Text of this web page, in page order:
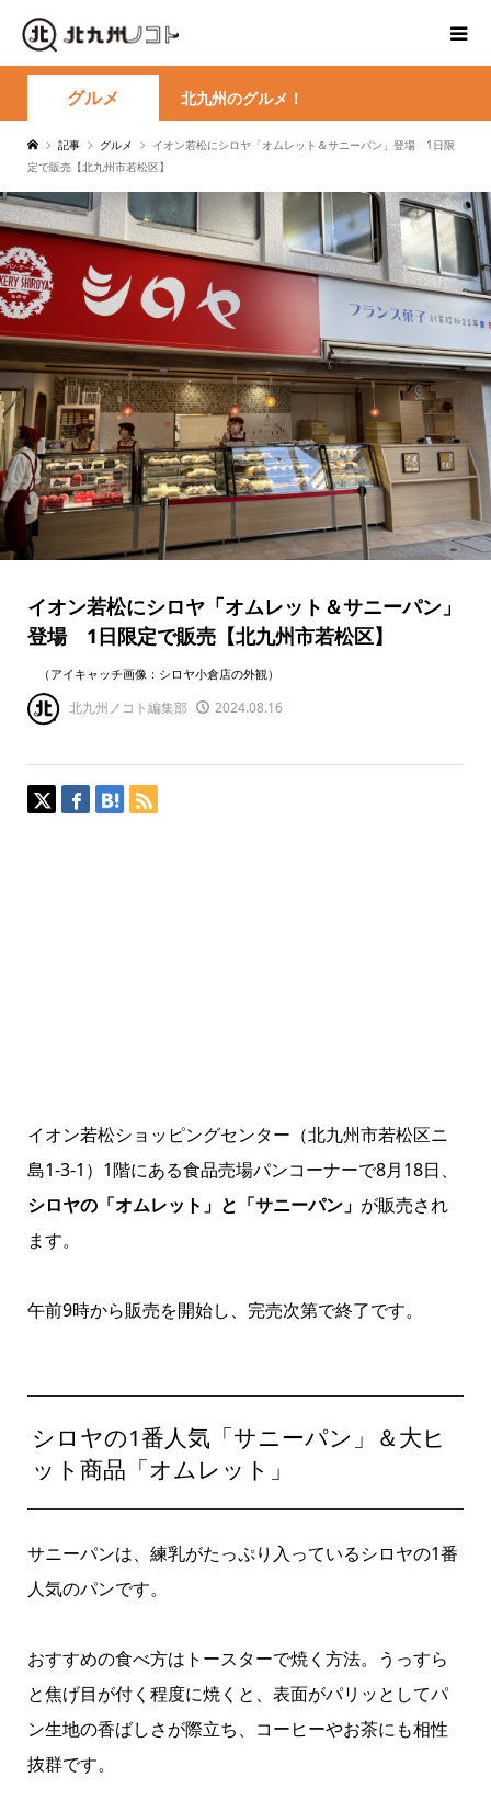
グルメ 北九州のグルメ！
記事 グルメ
イオン若松にシロヤ「オムレット＆サニーパン」登場 1日限
定で販売【北九州市若松区】
イオン若松にシロヤ「オムレット＆サニーパン」
登場 1日限定で販売【北九州市若松区】
（アイキャッチ画像：シロヤ小倉店の外観）
北九州ノコト編集部 2024.08.16
イオン若松ショッピングセンター（北九州市若松区ニ
島1-3-1）1階にある食品売場パンコーナーで8月18日、
シロヤの「オムレット」と「サニーパン」 が販売され
ます。
午前9時から販売を開始し、完売次第で終了です。
シロヤの1番人気「サニーパン」＆大ヒ
ット商品「オムレット」
サニーパンは、練乳がたっぷり入っているシロヤの1番
人気のパンです。
おすすめの食べ方はトースターで焼く方法。うっすら
と焦げ目が付く程度に焼くと、表面がパリッとしてパ
ン生地の香ばしさが際立ち、コーヒーやお茶にも相性
抜群です。